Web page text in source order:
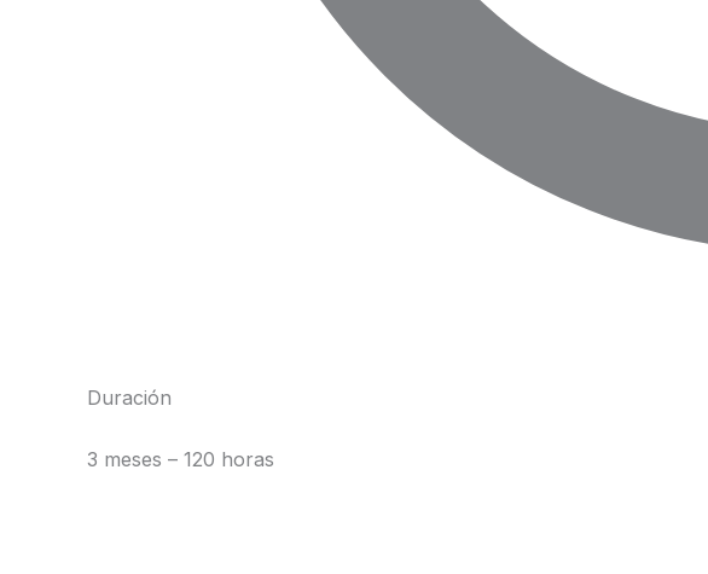
Duración
3 meses – 120 horas